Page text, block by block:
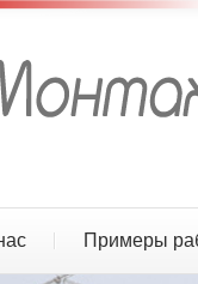
Примеры